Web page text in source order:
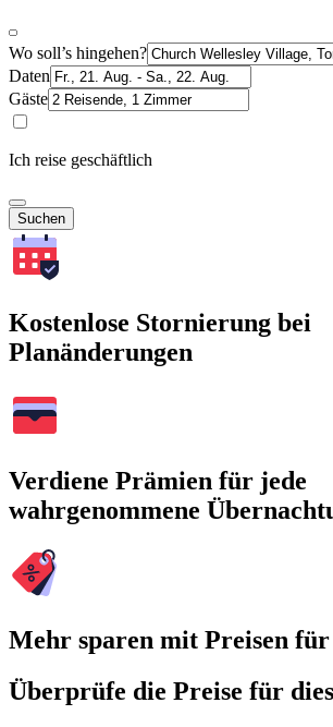
Wo soll’s hingehen?
Daten
Gäste
Ich reise geschäftlich
Suchen
Kostenlose Stornierung bei
Planänderungen
Verdiene Prämien für jede
wahrgenommene
Mehr sparen mit Preisen
Überprüfe die Preise für